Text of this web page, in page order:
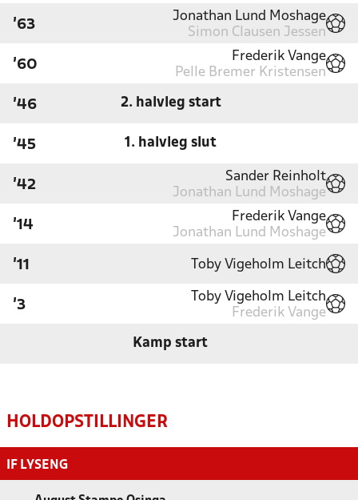
'63
Jonathan Lund Moshage
Simon Clausen Jessen
'60
Frederik Vange
Pelle Bremer Kristensen
'46 2. halvleg start
'45 1. halvleg slut
'42
Sander Reinholt
Jonathan Lund Moshage
'14
Frederik Vange
Jonathan Lund Moshage
'11 Toby Vigeholm Leitch
'3
Toby Vigeholm Leitch
Frederik Vange
Kamp start
HOLDOPSTILLINGER
IF LYSENG